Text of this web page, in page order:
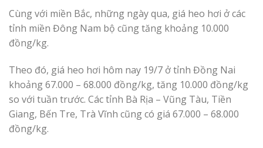
Cùng với miền Bắc, những ngày qua, giá heo hơi ở các
tỉnh miền Đông Nam bộ cũng tăng khoảng 10.000
đồng/kg.
Theo đó, giá heo hơi hôm nay 19/7 ở tỉnh Đồng Nai
khoảng 67.000 – 68.000 đồng/kg, tăng 10.000 đồng/kg
so với tuần trước. Các tỉnh Bà Rịa – Vũng Tàu, Tiền
Giang, Bến Tre, Trà Vĩnh cũng có giá 67.000 – 68.000
đồng/kg.